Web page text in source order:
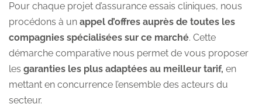
Pour chaque projet d’assurance essais cliniques, nous
procédons à un appel d’offres auprès de toutes les
compagnies spécialisées sur ce marché. Cette
démarche comparative nous permet de vous proposer
les garanties les plus adaptées au meilleur tarif, en
mettant en concurrence l’ensemble des acteurs du
secteur.